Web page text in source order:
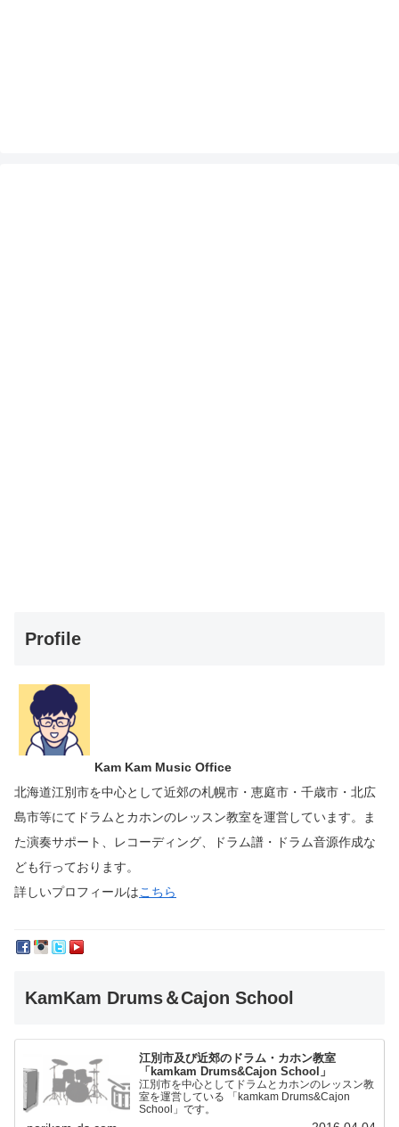
Profile
Kam Kam Music Office
北海道江別市を中心として近郊の札幌市・恵庭市・千歳市・北広
島市等にて ドラムとカホンのレッスン教室を運営しています。
ま
た演奏サポート、レコーディング、ドラム譜・ドラム音源作成な
ども行っております。
詳しいプロフィールはこちら
KamKam Drums＆Cajon School
江別市及び近郊のドラム・カホン教室
「kamkam Drums&Cajon School」
江別市を中心としてドラムとカホンのレッスン教
室を運営している 「kamkam Drums&Cajon
School」です。